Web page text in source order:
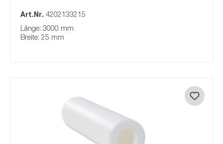
Art.Nr. 4202133215
Länge: 3000 mm
Breite: 25 mm